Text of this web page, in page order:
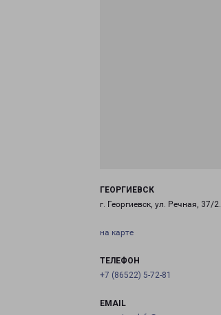
ГЕОРГИЕВСК
г. Георгиевск, ул. Речная, 37/2.
на карте
ТЕЛЕФОН
+7 (86522) 5-72-81
EMAIL